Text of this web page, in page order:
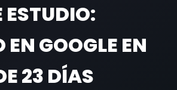
ESTUDIO:
EN GOOGLE EN
23 DÍAS